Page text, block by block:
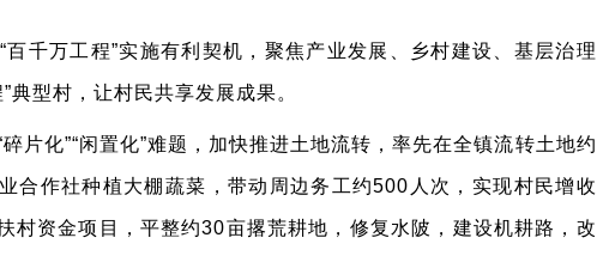
千万工程”实施有利契机，聚焦产业发展、乡村建设、基层治理
典型村，让村民共享发展成果。
碎片化”“闲置化”难题，加快推进土地流转，率先在全镇流转土地约
合作社种植大棚蔬菜，带动周边务工约500人次，实现村民增收
村资金项目，平整约30亩撂荒耕地，修复水陂，建设机耕路，改